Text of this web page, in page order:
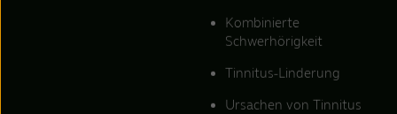
Kombinierte
Schwerhörigkeit
Tinnitus-Linderung
Ursachen von Tinnitus